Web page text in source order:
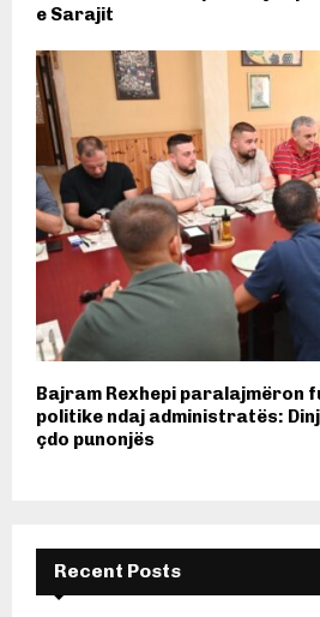
e Sarajit
Bajram Rexhepi paralajmëron
politike ndaj administratës:
çdo punonjës
Recent Posts